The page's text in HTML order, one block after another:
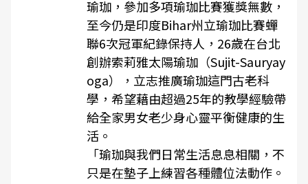
瑜珈，參加多項瑜珈比賽獲獎無數，
至今仍是印度Bihar州立瑜珈比賽蟬
聯6次冠軍紀錄保持人，26歲在台北
創辦索莉雅太陽瑜珈（Sujit-Sauryay
oga），立志推廣瑜珈這門古老科
學，希望藉由超過25年的教學經驗帶
給全家男女老少身心靈平衡健康的生
活。
「瑜珈與我們日常生活息息相關，不
只是在墊子上練習各種體位法動作。